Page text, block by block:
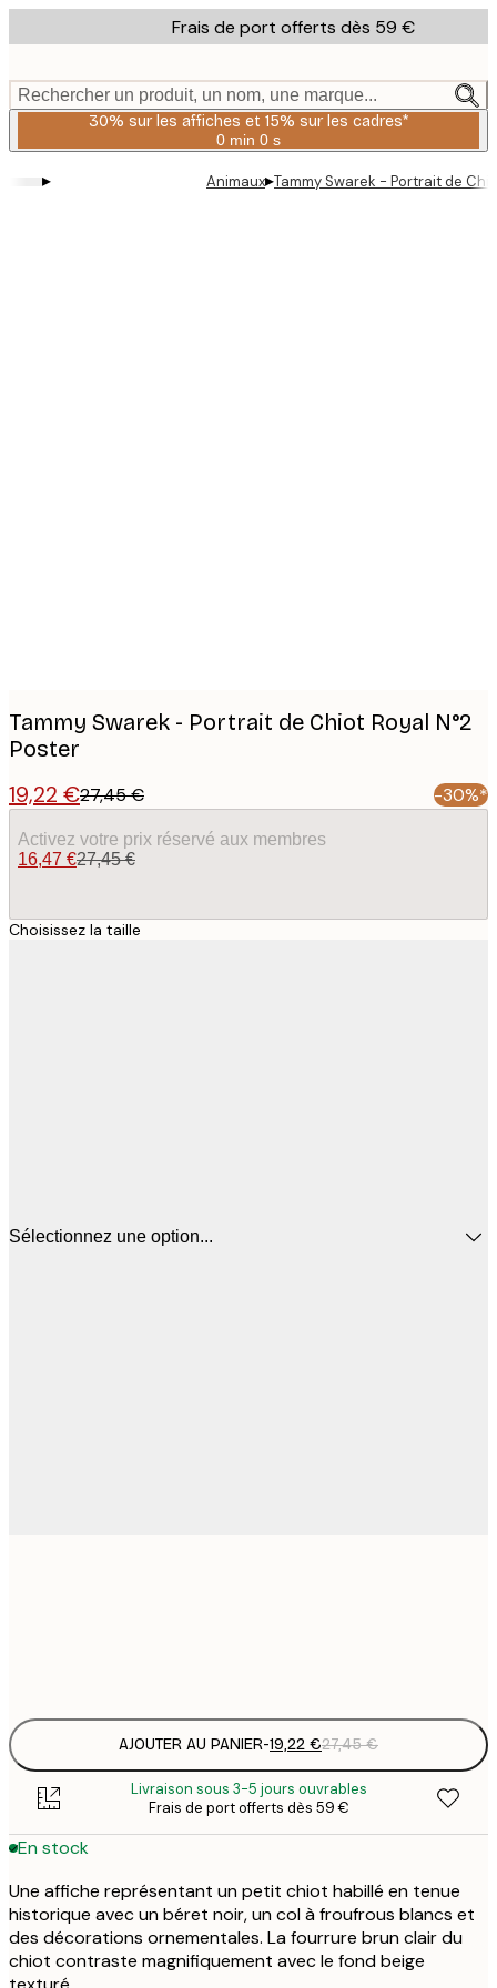
to
content.
Frais de port offerts dès 59 €
Rechercher un produit, un nom, une marque...
30% sur les affiches et 15% sur les cadres*
0 min 0 s
Valable
:
▸ Animaux▸Tammy Swarek - Portrait de
Tammy Swarek - Portrait de Chiot Royal N°2
Poster
19,22 €27,45 € -30%*
Activez votre prix réservé aux membres
16,47 €27,45 €
Choisissez la taille
Sélectionnez une option...
AJOUTER AU PANIER-19,22 €27,45 €
Livraison sous 3-5 jours ouvrables
Frais de port offerts dès 59 €
En stock
Une affiche représentant un petit chiot habillé en tenue
historique avec un béret noir, un col à froufrous blancs et
des décorations ornementales. La fourrure brun clair du
chiot contraste magnifiquement avec le fond beige